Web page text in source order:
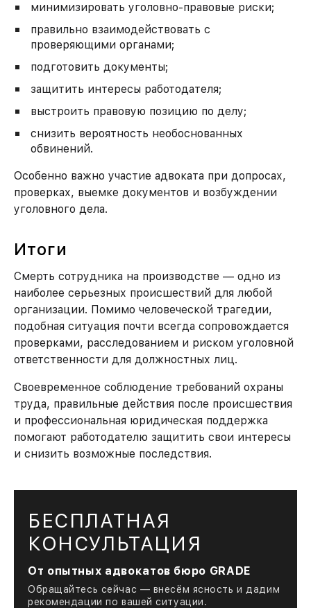
минимизировать уголовно-правовые риски;
правильно взаимодействовать с
проверяющими органами;
подготовить документы;
защитить интересы работодателя;
выстроить правовую позицию по делу;
снизить вероятность необоснованных
обвинений.
Особенно важно участие адвоката при допросах,
проверках, выемке документов и возбуждении
уголовного дела.
Итоги
Смерть сотрудника на производстве — одно из
наиболее серьезных происшествий для любой
организации. Помимо человеческой трагедии,
подобная ситуация почти всегда сопровождается
проверками, расследованием и риском уголовной
ответственности для должностных лиц.
Своевременное соблюдение требований охраны
труда, правильные действия после происшествия
и профессиональная юридическая поддержка
помогают работодателю защитить свои интересы
и снизить возможные последствия.
БЕСПЛАТНАЯ
КОНСУЛЬТАЦИЯ
От опытных адвокатов бюро GRADE
Обращайтесь сейчас — внесём ясность и дадим
рекомендации по вашей ситуации.